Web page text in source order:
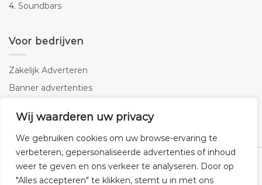
Wij waarderen uw privacy
We gebruiken cookies om uw browse-ervaring te
verbeteren, gepersonaliseerde advertenties of inhoud
weer te geven en ons verkeer te analyseren. Door op
"Alles accepteren" te klikken, stemt u in met ons
4. Soundbars
Voor bedrijven
Zakelijk Adverteren
Banner advertenties
SEO copywriting